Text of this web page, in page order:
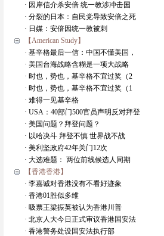
· 因岸信介杀安倍 统一教涉冲击国
· 分裂的日本：自民党导致安倍之死
· 日媒：安倍因统一教被刺
【American Study】
· 基辛格最后一信：中国不懂美国，
· 美国台海战略含糊是一项大战略
· 时也，势也，基辛格不宜过奖（2
· 时也，势也，基辛格不宜过奖（1
· 难得一见基辛格
· USA：40部门500官员声明反对拜登
· 美国问题？拜登问题？
· 以哈决斗 拜登不慎 世界战不战
· 美利坚政府42年关门12次
· 大选难题： 两位前线候选人同期
【香港香港】
· 李嘉诚对香港没有不看好迹象
· 香港01胜似多维
· 吸票王梁振英被认为香港川普
· 北京人大今日正式审议香港国安法
· 香港警务处设国安法执行部